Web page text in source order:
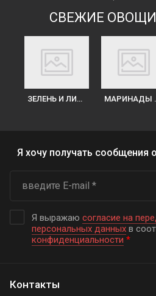
СВЕЖИЕ
ЗЕЛЕНЬ И ЛИСТЬЯ САЛАТА
Я хочу получать сообщения
Я выражаю согласие на
персональных данных в
конфиденциальности *
Контакты